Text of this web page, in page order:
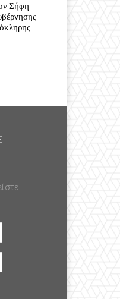
Σήφη